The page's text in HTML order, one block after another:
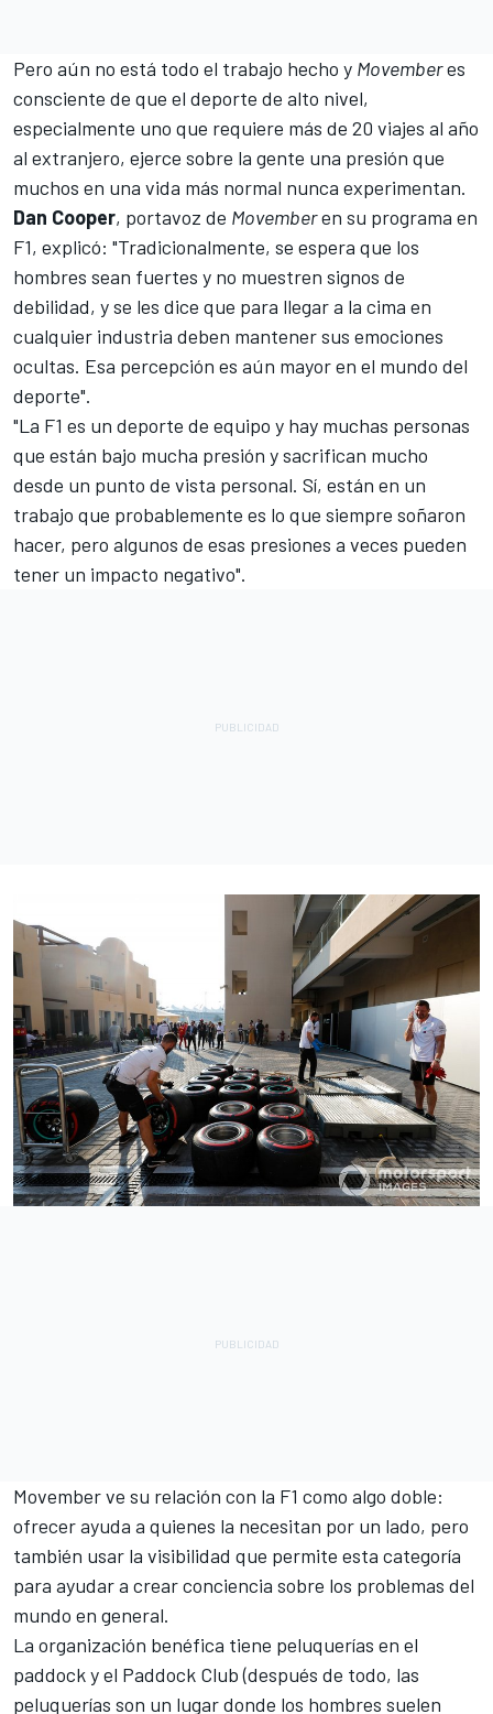
Pero aún no está todo el trabajo hecho y Movemberes
consciente de que el deporte de alto nivel,
especialmente uno que requiere más de 20 viajes al año
al extranjero, ejerce sobre la gente una presión que
muchos en una vida más normal nunca experimentan.
Dan Cooper, portavoz de Movemberen su programa en
F1, explicó: "Tradicionalmente, se espera que los
hombres sean fuertes y no muestren signos de
debilidad, y se les dice que para llegar a la cima en
cualquier industria deben mantener sus emociones
ocultas. Esa percepción es aún mayor en el mundo del
deporte".
"La F1 es un deporte de equipo y hay muchas personas
que están bajo mucha presión y sacrifican mucho
desde un punto de vista personal. Sí, están en un
trabajo que probablemente es lo que siempre soñaron
hacer, pero algunos de esas presiones a veces pueden
tener un impacto negativo".
Movember ve su relación con la F1 como algo doble:
ofrecer ayuda a quienes la necesitan por un lado, pero
también usar la visibilidad que permite esta categoría
para ayudar a crear conciencia sobre los problemas del
mundo en general.
La organización benéfica tiene peluquerías en el
paddock y el Paddock Club (después de todo, las
peluquerías son un lugar donde los hombres suelen